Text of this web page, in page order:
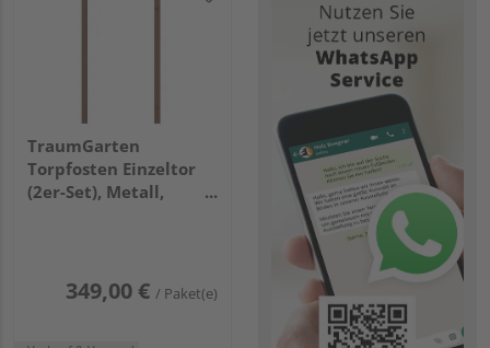
TraumGarten
Torpfosten Einzeltor
(2er-Set), Metall,
349,00 € / Paket(e)